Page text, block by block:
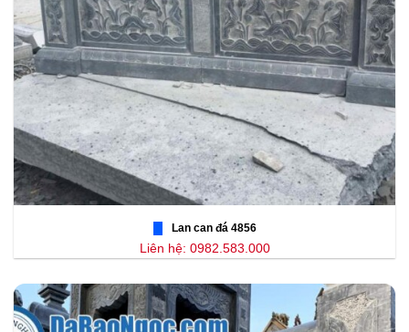
Lan can đá 4856
Liên hệ: 0982.583.000